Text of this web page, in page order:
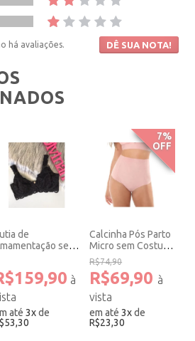
há avaliações. DÊ SUA NOTA!
de
sem
Renda Preto.
até3xde
7%
OFF
Calcinha Pós Parto
Micro sem Costura
Corte Laser Rosê.
R$74,90
R$69,90
em até3xde
R$23,30